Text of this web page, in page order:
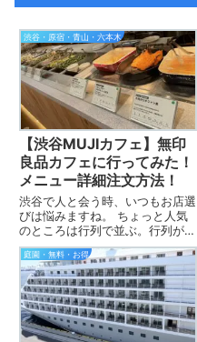
渋谷・原宿・青山・六本木
【渋谷MUJIカフェ】無印
良品カフェに行ってみた！
メニュー詳細注文方法！
渋谷で人と会う時、いつもお店選
びは悩みますね。 ちょっと人気
のところは行列で並ぶ。行列がな
かったら高いし。駅から遠いし。
手頃で、食事もお茶も両方でき
て、実は穴場なところがないかな
と思ったら見つけちゃいました！
MUJIカフェ渋谷 本当はC...
庭園・無料・お得